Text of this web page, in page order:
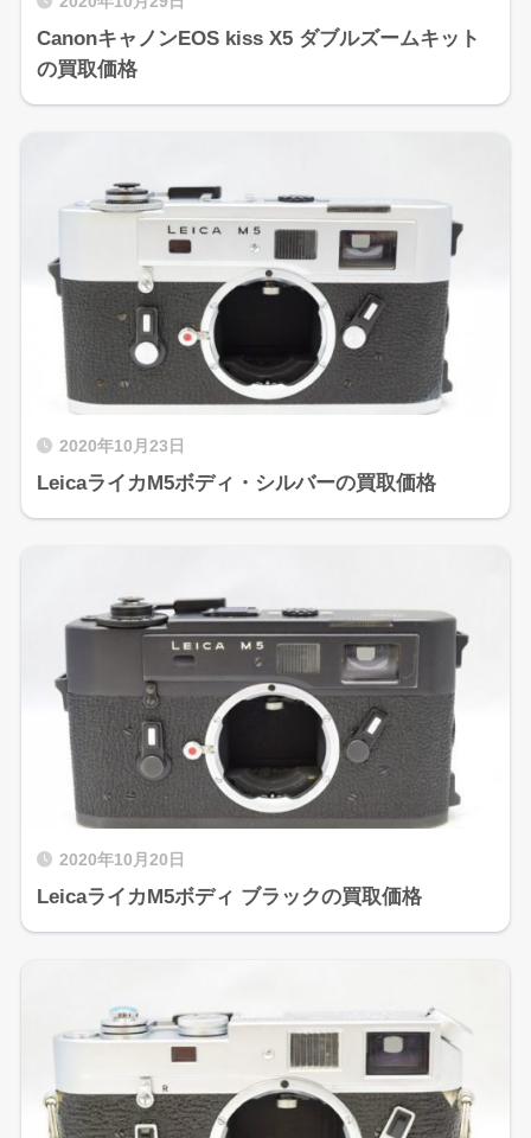
CanonキャノンEOS kiss X5 ダブルズームキット
の買取価格
2020年10月23日
LeicaライカM5ボディ・シルバーの買取価格
2020年10月20日
LeicaライカM5ボディ ブラックの買取価格